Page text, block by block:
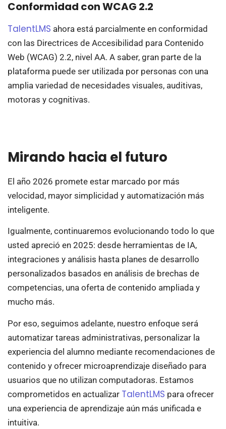
Conformidad con WCAG 2.2
TalentLMS ahora está parcialmente en conformidad
con las Directrices de Accesibilidad para Contenido
Web (WCAG) 2.2, nivel AA. A saber, gran parte de la
plataforma puede ser utilizada por personas con una
amplia variedad de necesidades visuales, auditivas,
motoras y cognitivas.
Mirando hacia el futuro
El año 2026 promete estar marcado por más
velocidad, mayor simplicidad y automatización más
inteligente.
Igualmente, continuaremos evolucionando todo lo que
usted apreció en 2025: desde herramientas de IA,
integraciones y análisis hasta planes de desarrollo
personalizados basados en análisis de brechas de
competencias, una oferta de contenido ampliada y
mucho más.
Por eso, seguimos adelante, nuestro enfoque será
automatizar tareas administrativas, personalizar la
experiencia del alumno mediante recomendaciones de
contenido y ofrecer microaprendizaje diseñado para
usuarios que no utilizan computadoras. Estamos
comprometidos en actualizar TalentLMS para ofrecer
una experiencia de aprendizaje aún más unificada e
intuitiva.